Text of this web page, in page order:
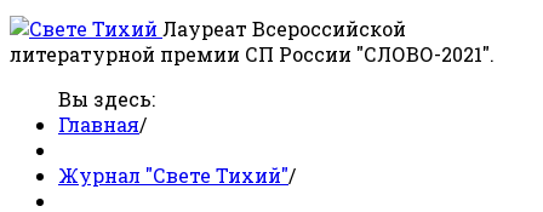
Лауреат Всероссийской
литературной премии СП России "СЛОВО-2021".
Вы здесь:
Главная/
Журнал "Свете Тихий"/